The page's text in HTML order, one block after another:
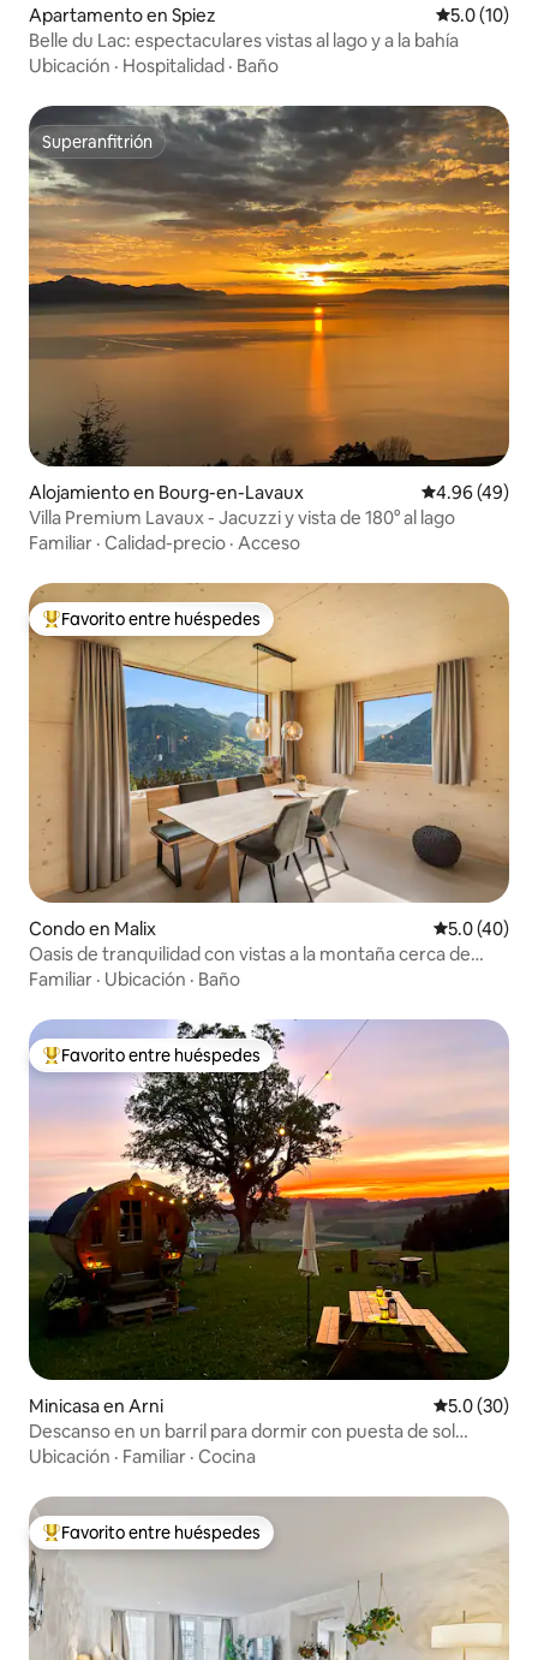
Apartamento en Spiez Calificación
5.0 (10)
Belle du Lac: espectaculares vistas al lago y a la bahía
Ubicación · Hospitalidad · Baño
Superanfitrión
Superanfitrión
Alojamiento en Bourg-en-Lavaux Calificación
4.96 (49)
Villa Premium Lavaux - Jacuzzi y vista de 180° al lago
Familiar · Calidad-precio · Acceso
Favorito entre huéspedes preferido
Favorito entre huéspedes
Condo en Malix Calificación
5.0 (40)
Oasis de tranquilidad con vistas a la montaña cerca de
Coira, Lenzerheide | 6P
Familiar · Ubicación · Baño
Favorito entre huéspedes preferido
Favorito entre huéspedes
Minicasa en Arni Calificación
5.0 (30)
Descanso en un barril para dormir con puesta de sol
panorámica
Ubicación · Familiar · Cocina
Favorito entre huéspedes preferido
Favorito entre huéspedes